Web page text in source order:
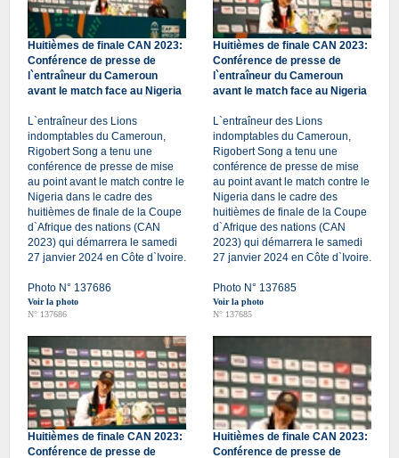
Huitièmes de finale CAN 2023:
Conférence de presse de
l`entraîneur du Cameroun
avant le match face au Nigeria
L`entraîneur des Lions
indomptables du Cameroun,
Rigobert Song a tenu une
conférence de presse de mise
au point avant le match contre le
Nigeria dans le cadre des
huitièmes de finale de la Coupe
d`Afrique des nations (CAN
2023) qui démarrera le samedi
27 janvier 2024 en Côte d`Ivoire.
Photo N° 137686
Voir la photo
N° 137686
Huitièmes de finale CAN 2023:
Conférence de presse de
l`entraîneur du Cameroun
avant le match face au Nigeria
L`entraîneur des Lions
indomptables du Cameroun,
Rigobert Song a tenu une
conférence de presse de mise
au point avant le match contre le
Nigeria dans le cadre des
huitièmes de finale de la Coupe
d`Afrique des nations (CAN
2023) qui démarrera le samedi
27 janvier 2024 en Côte d`Ivoire.
Photo N° 137685
Voir la photo
N° 137685
Huitièmes de finale CAN 2023:
Conférence de presse de
Huitièmes de finale CAN 2023:
Conférence de presse de